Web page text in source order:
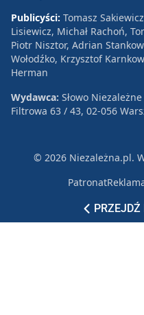
Publicyści: Tomasz
Lisiewicz, Michał Rachoń,
Piotr Nisztor, Adrian
Wołodźko, Krzysztof
Herman
Wydawca: Słowo
Filtrowa 63 / 43, 02-056
© 2026 Niezależna.pl.
Patronat